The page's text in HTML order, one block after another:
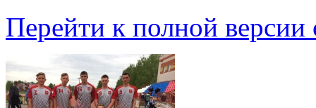
Перейти к полной версии